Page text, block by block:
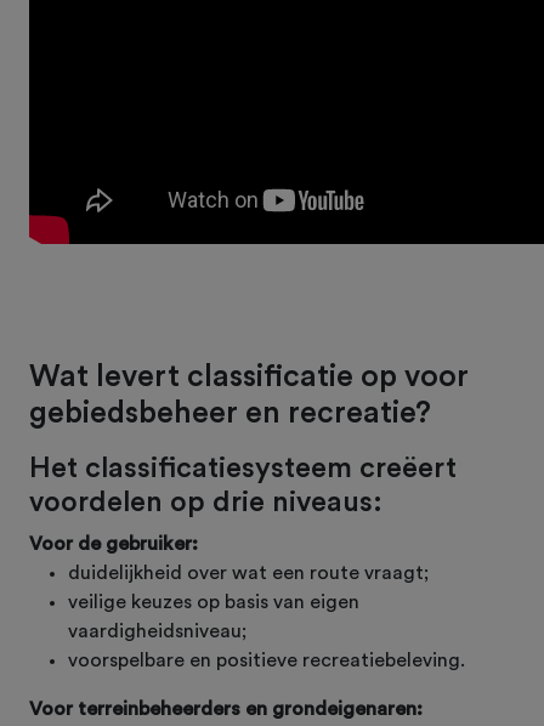
Wat levert classificatie op voor
gebiedsbeheer en recreatie?
Het classificatiesysteem creëert
voordelen op drie niveaus:
Voor de gebruiker:
duidelijkheid over wat een route vraagt;
veilige keuzes op basis van eigen
vaardigheidsniveau;
voorspelbare en positieve recreatiebeleving.
Voor terreinbeheerders en grondeigenaren: